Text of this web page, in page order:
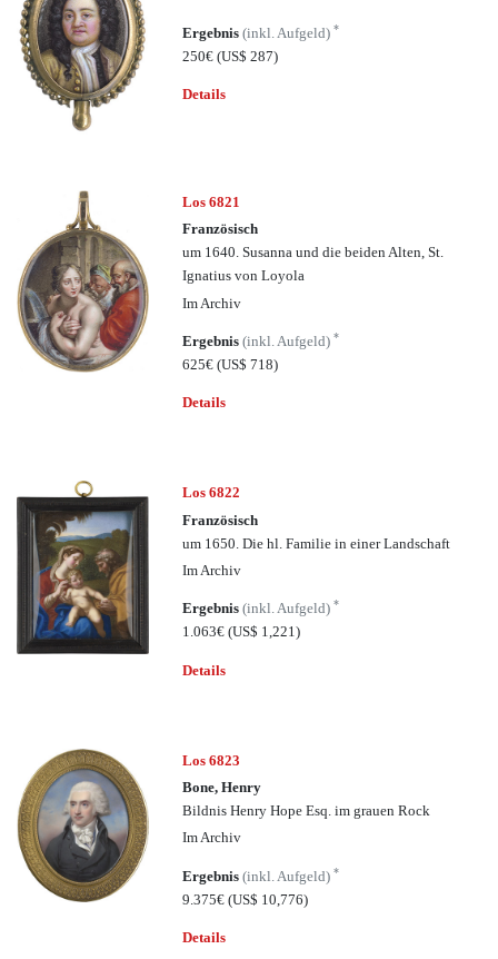
Ergebnis(inkl. Aufgeld)*
250€(US$ 287)
Details
Los 6821
Französisch
um 1640. Susanna und die beiden Alten, St.
Ignatius von Loyola
Im Archiv
Ergebnis(inkl. Aufgeld)*
625€(US$ 718)
Details
Los 6822
Französisch
um 1650. Die hl. Familie in einer Landschaft
Im Archiv
Ergebnis(inkl. Aufgeld)*
1.063€(US$ 1,221)
Details
Los 6823
Bone, Henry
Bildnis Henry Hope Esq. im grauen Rock
Im Archiv
Ergebnis(inkl. Aufgeld)*
9.375€(US$ 10,776)
Details